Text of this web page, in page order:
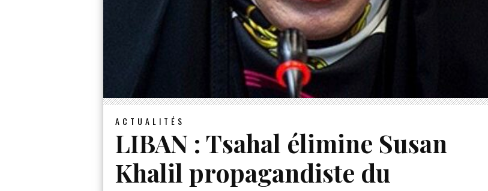
ACTUALITÉS
LIBAN : Tsahal élimine Susan
Khalil propagandiste du